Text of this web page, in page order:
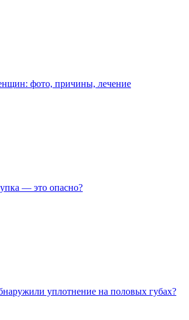
фото, причины, лечение
— это опасно?
уплотнение на половых губах?